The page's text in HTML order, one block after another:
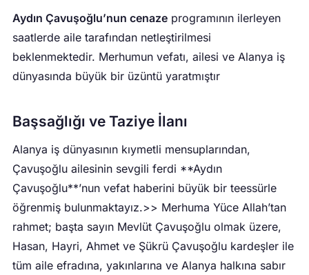
Aydın Çavuşoğlu’nun cenaze programının ilerleyen
saatlerde aile tarafından netleştirilmesi
beklenmektedir. Merhumun vefatı, ailesi ve Alanya iş
dünyasında büyük bir üzüntü yaratmıştır
Başsağlığı ve Taziye İlanı
Alanya iş dünyasının kıymetli mensuplarından,
Çavuşoğlu ailesinin sevgili ferdi **Aydın
Çavuşoğlu**’nun vefat haberini büyük bir teessürle
öğrenmiş bulunmaktayız.>> Merhuma Yüce Allah’tan
rahmet; başta sayın Mevlüt Çavuşoğlu olmak üzere,
Hasan, Hayri, Ahmet ve Şükrü Çavuşoğlu kardeşler ile
tüm aile efradına, yakınlarına ve Alanya halkına sabır